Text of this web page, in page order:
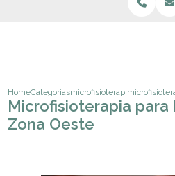
HomeCategoriasmicrofisioterapia
Microfisioterapia para
Zona Oeste